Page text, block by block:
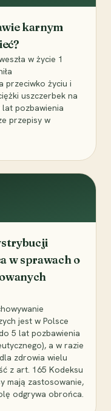
karnym
w życie 1
przeciwko życiu i
uszczerbek na
pozbawienia
przepisy w
w sprawach o
jest w Polsce
5 lat pozbawienia
a w razie
zdrowia wielu
z art. 165 Kodeksu
mają zastosowanie,
odgrywa obrońca.